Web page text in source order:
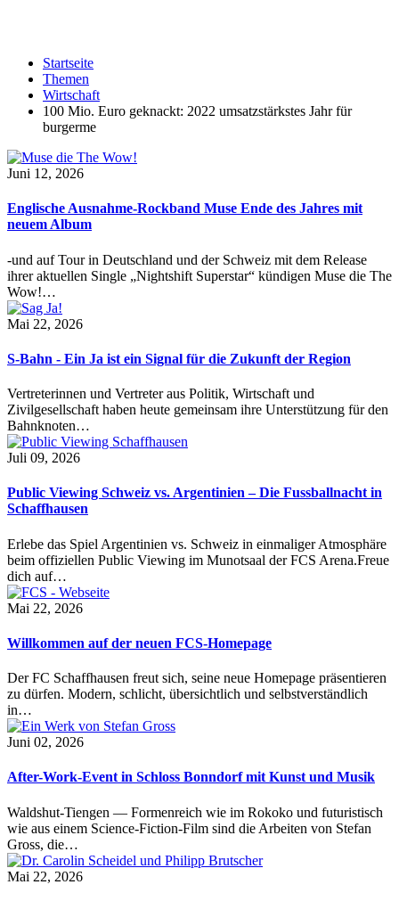
Startseite
Themen
Wirtschaft
100 Mio. Euro geknackt: 2022 umsatzstärkstes Jahr für
burgerme
Juni 12, 2026
Englische Ausnahme-Rockband Muse Ende des Jahres mit
neuem Album
-und auf Tour in Deutschland und der Schweiz mit dem Release
ihrer aktuellen Single „Nightshift Superstar“ kündigen Muse die The
Wow!…
Mai 22, 2026
S-Bahn - Ein Ja ist ein Signal für die Zukunft der Region
Vertreterinnen und Vertreter aus Politik, Wirtschaft und
Zivilgesellschaft haben heute gemeinsam ihre Unterstützung für den
Bahnknoten…
Juli 09, 2026
Public Viewing Schweiz vs. Argentinien – Die Fussballnacht in
Schaffhausen
Erlebe das Spiel Argentinien vs. Schweiz in einmaliger Atmosphäre
beim offiziellen Public Viewing im Munotsaal der FCS Arena.Freue
dich auf…
Mai 22, 2026
Willkommen auf der neuen FCS-Homepage
Der FC Schaffhausen freut sich, seine neue Homepage präsentieren
zu dürfen. Modern, schlicht, übersichtlich und selbstverständlich
in…
Juni 02, 2026
After-Work-Event in Schloss Bonndorf mit Kunst und Musik
Waldshut-Tiengen — Formenreich wie im Rokoko und futuristisch
wie aus einem Science-Fiction-Film sind die Arbeiten von Stefan
Gross, die…
Mai 22, 2026